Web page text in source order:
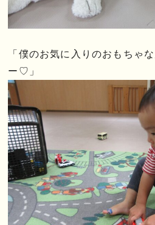
「僕のお気に入りのおもち
ー♡」